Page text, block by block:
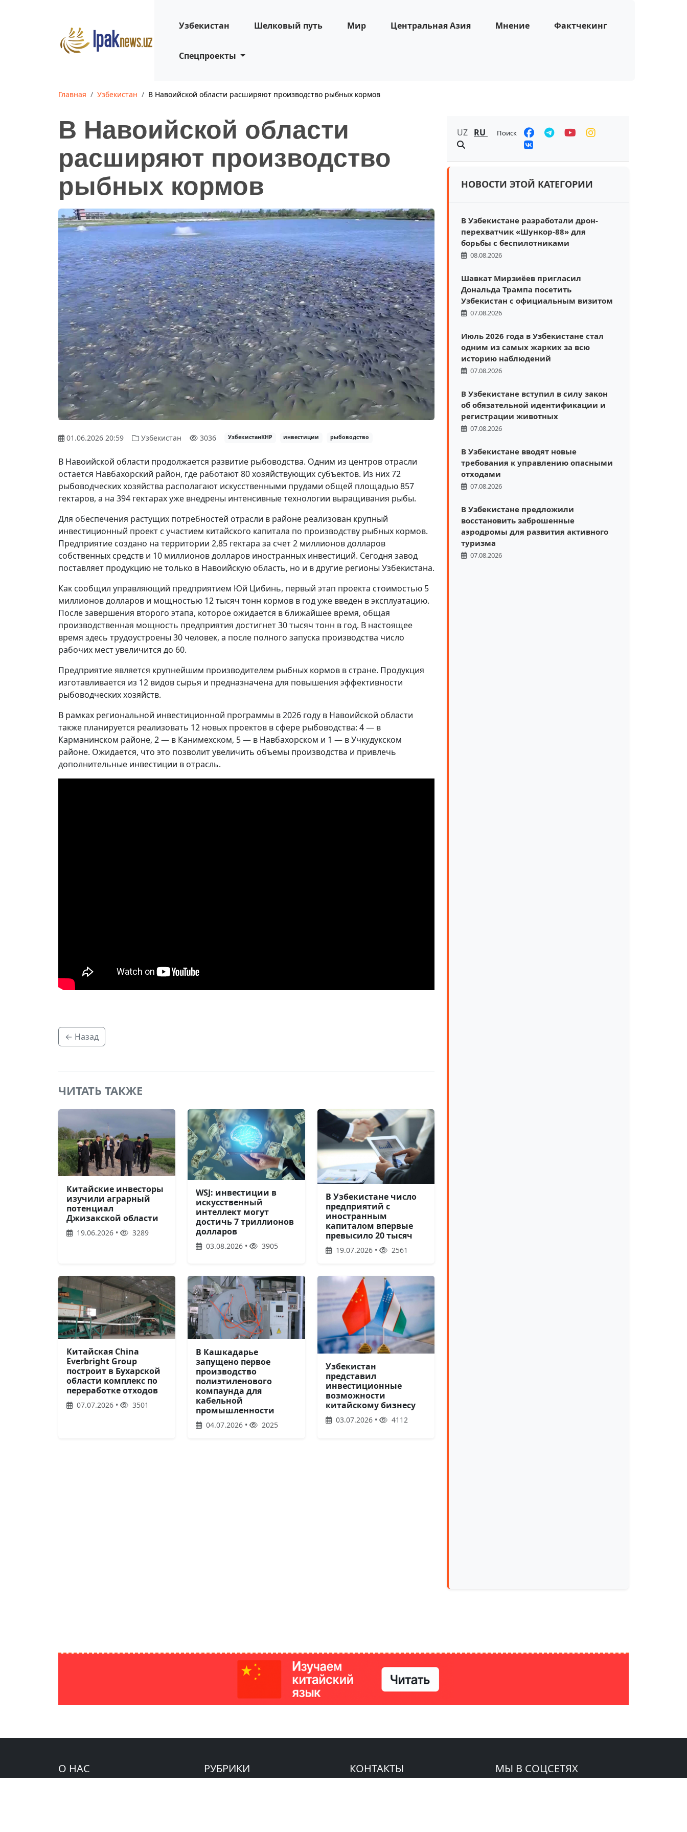
Узбекистан Шелковый путь Мир Центральная Азия Мнение Фактчекинг
Спецпроекты
Главная Узбекистан В Навоийской области расширяют производство рыбных кормов
В Навоийской области
расширяют производство
рыбных кормов
01.06.2026 20:59 Узбекистан 3036 УзбекистанКНР инвестиции рыбоводство
В Навоийской области продолжается развитие рыбоводства. Одним из центров отрасли
остается Навбахорский район, где работают 80 хозяйствующих субъектов. Из них 72
рыбоводческих хозяйства располагают искусственными прудами общей площадью 857
гектаров, а на 394 гектарах уже внедрены интенсивные технологии выращивания рыбы.
Для обеспечения растущих потребностей отрасли в районе реализован крупный
инвестиционный проект с участием китайского капитала по производству рыбных кормов.
Предприятие создано на территории 2,85 гектара за счет 2 миллионов долларов
собственных средств и 10 миллионов долларов иностранных инвестиций. Сегодня завод
поставляет продукцию не только в Навоийскую область, но и в другие регионы Узбекистана.
Как сообщил управляющий предприятием Юй Цибинь, первый этап проекта стоимостью 5
миллионов долларов и мощностью 12 тысяч тонн кормов в год уже введен в эксплуатацию.
После завершения второго этапа, которое ожидается в ближайшее время, общая
производственная мощность предприятия достигнет 30 тысяч тонн в год. В настоящее
время здесь трудоустроены 30 человек, а после полного запуска производства число
рабочих мест увеличится до 60.
Предприятие является крупнейшим производителем рыбных кормов в стране. Продукция
изготавливается из 12 видов сырья и предназначена для повышения эффективности
рыбоводческих хозяйств.
В рамках региональной инвестиционной программы в 2026 году в Навоийской области
также планируется реализовать 12 новых проектов в сфере рыбоводства: 4 — в
Карманинском районе, 2 — в Канимехском, 5 — в Навбахорском и 1 — в Учкудукском
районе. Ожидается, что это позволит увеличить объемы производства и привлечь
дополнительные инвестиции в отрасль.
← Назад
ЧИТАТЬ ТАКЖЕ
Китайские инвесторы
изучили аграрный
потенциал
Джизакской области
19.06.2026 • 3289
WSJ: инвестиции в
искусственный
интеллект могут
достичь 7 триллионов
долларов
03.08.2026 • 3905
В Узбекистане число
предприятий с
иностранным
капиталом впервые
превысило 20 тысяч
19.07.2026 • 2561
Китайская China
Everbright Group
построит в Бухарской
области комплекс по
переработке отходов
07.07.2026 • 3501
В Кашкадарье
запущено первое
производство
полиэтиленового
компаунда для
кабельной
промышленности
04.07.2026 • 2025
Узбекистан
представил
инвестиционные
возможности
китайскому бизнесу
03.07.2026 • 4112
UZ RU Поиск
НОВОСТИ ЭТОЙ КАТЕГОРИИ
В Узбекистане разработали дрон-
перехватчик «Шункор-88» для
борьбы с беспилотниками
08.08.2026
Шавкат Мирзиёев пригласил
Дональда Трампа посетить
Узбекистан с официальным визитом
07.08.2026
Июль 2026 года в Узбекистане стал
одним из самых жарких за всю
историю наблюдений
07.08.2026
В Узбекистане вступил в силу закон
об обязательной идентификации и
регистрации животных
07.08.2026
В Узбекистане вводят новые
требования к управлению опасными
отходами
07.08.2026
В Узбекистане предложили
восстановить заброшенные
аэродромы для развития активного
туризма
07.08.2026
О НАС РУБРИКИ КОНТАКТЫ МЫ В СОЦСЕТЯХ